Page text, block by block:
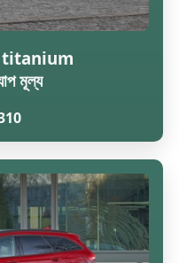
titanium
মূল্য